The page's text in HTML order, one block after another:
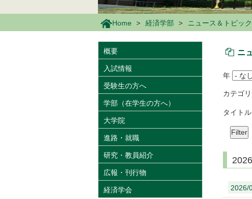
Home 経済学部 ニュース＆トピッ
年
カテゴ
タイトル
2026/
概要
入試情報
受験生の方へ
学部（在学生の方へ）
大学院
進路・就職
研究・教員紹介
広報・刊行物
経済学会